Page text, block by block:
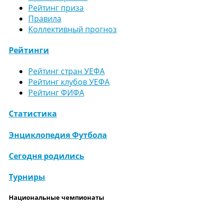
Рейтинг приза
Правила
Коллективный прогноз
Рейтинги
Рейтинг стран УЕФА
Рейтинг клубов УЕФА
Рейтинг ФИФА
Статистика
Энциклопедия Футбола
Сегодня родились
Турниры
Национальные чемпионаты